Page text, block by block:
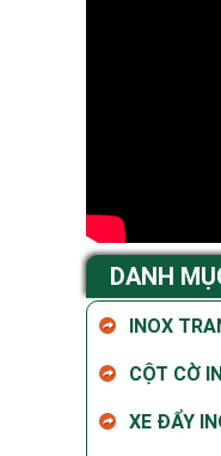
DANH
INOX
CỘT CỜ
XE ĐẨY